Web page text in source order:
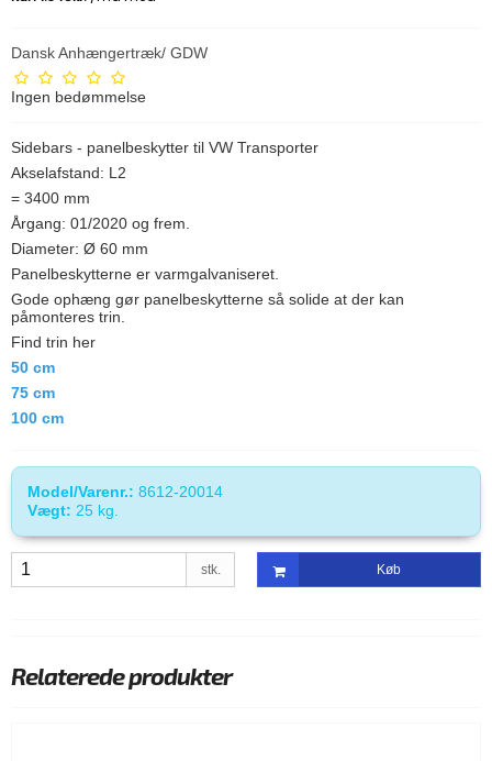
Dansk Anhængertræk/ GDW
Ingen bedømmelse
Sidebars - panelbeskytter til VW Transporter
Akselafstand: L2
= 3400 mm
Årgang: 01/2020 og frem.
Diameter: Ø 60 mm
Panelbeskytterne er varmgalvaniseret.
Gode ophæng gør panelbeskytterne så solide at der kan
påmonteres trin.
Find trin her
50 cm
75 cm
100 cm
Model/Varenr.: 8612-20014
Vægt: 25 kg.
stk. Køb
Relaterede produkter